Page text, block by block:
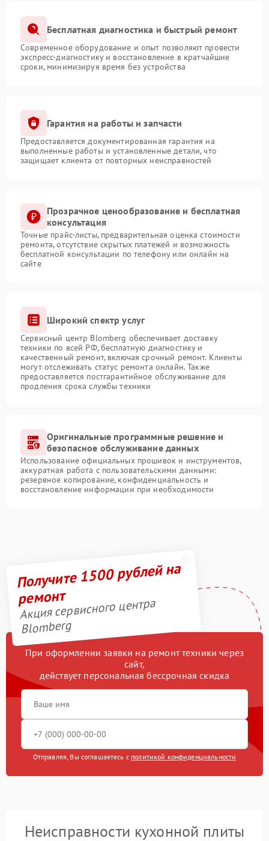
Бесплатная диагностика и быстрый ремонт
Современное оборудование и опыт позволяют провести
экспресс-диагностику и восстановление в кратчайшие
сроки, минимизируя время без устройства
Гарантия на работы и запчасти
Предоставляется документированная гарантия на
выполненные работы и установленные детали, что
защищает клиента от повторных неисправностей
Прозрачное ценообразование и бесплатная
консультация
Точные прайс-листы, предварительная оценка стоимости
ремонта, отсутствие скрытых платежей и возможность
бесплатной консультации по телефону или онлайн на
сайте
Широкий спектр услуг
Сервисный центр Blomberg обеспечивает доставку
техники по всей РФ, бесплатную диагностику и
качественный ремонт, включая срочный ремонт. Клиенты
могут отслеживать статус ремонта онлайн. Также
предоставляется постгарантийное обслуживание для
продления срока службы техники
Оригинальные программные решение и
безопасное обслуживание данных
Использование официальных прошивок и инструментов,
аккуратная работа с пользовательскими данными:
резервное копирование, конфиденциальность и
восстановление информации при необходимости
Получите 1500 рублей на
ремонт
Акция сервисного центра
Blomberg
При оформлении заявки на ремонт техники через
сайт,
действует персональная бессрочная скидка
Отправляя, Вы соглашаетесь с политикой конфиденциальности
Неисправности кухонной плиты